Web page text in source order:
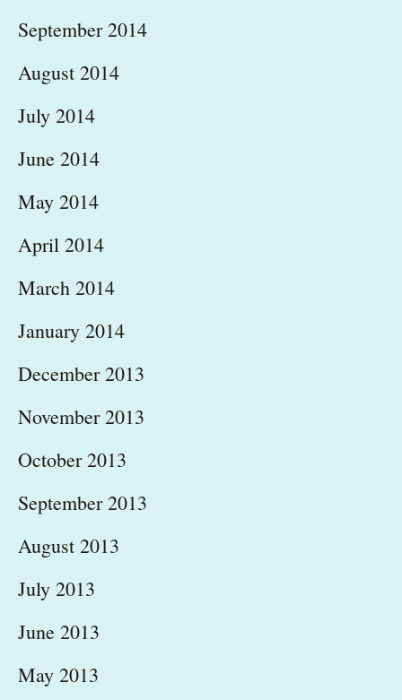
September 2014
August 2014
July 2014
June 2014
May 2014
April 2014
March 2014
January 2014
December 2013
November 2013
October 2013
September 2013
August 2013
July 2013
June 2013
May 2013